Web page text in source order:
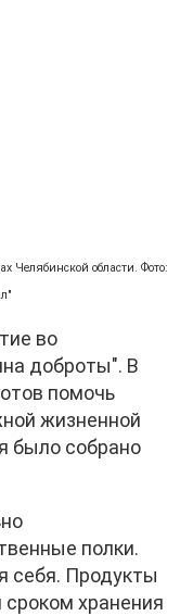
Челябинской области. Фото:
во
доброты". В
помочь
жизненной
было собрано
полки.
себя. Продукты
хранения